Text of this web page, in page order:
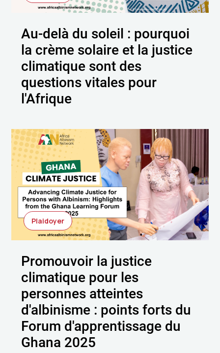
Au-delà du soleil : pourquoi
la crème solaire et la justice
climatique sont des
questions vitales pour
l'Afrique
Plaidoyer
Promouvoir la justice
climatique pour les
personnes atteintes
d'albinisme : points forts du
Forum d'apprentissage du
Ghana 2025